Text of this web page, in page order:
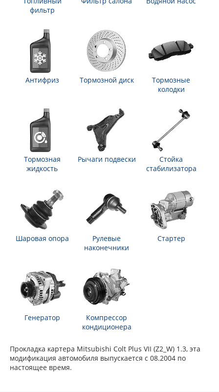
фильтр
Антифриз Тормозной диск
Тормозные
колодки
Тормозная
жидкость
Рычаги подвески
Стойка
стабилизатора
Шаровая опора
Рулевые
наконечники
Стартер
Генератор
Компрессор
кондиционера
Прокладка картера Mitsubishi Colt Plus VII (Z2_W) 1.3, эта
модификация автомобиля выпускается с 08.2004 по
настоящее время.